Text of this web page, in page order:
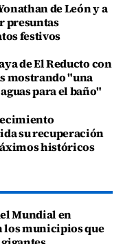
de León y a
presuntas
festivos
de El Reducto con
mostrando "una
para el baño"
su recuperación
históricos
Mundial en
los municipios que